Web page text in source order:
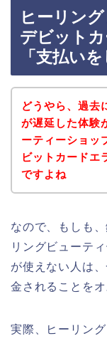
ヒーリン
デビット
「支払い
どうやら、過去
が遅延した体験
ーティーショッ
ビットカードエ
ですよね
なので、もしも
リングビューテ
が使えない人は
金されることをオ
実際、ヒーリン